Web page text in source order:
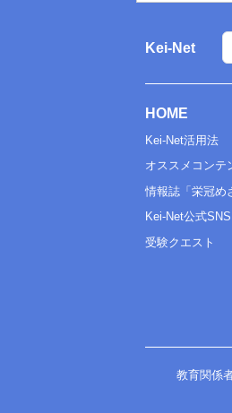
Kei-Net
HOME
Kei-Net活用法
オススメコンテ
情報誌「栄冠め
Kei-Net公式SNS
受験クエスト
教育関係